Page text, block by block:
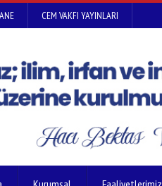
CEM VAKFI YAYINLARI